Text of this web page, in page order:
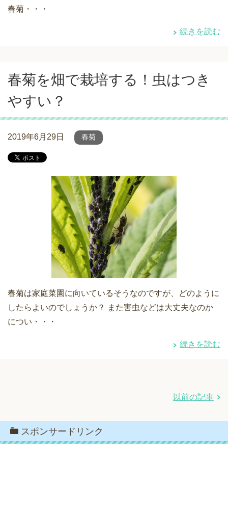
春菊・・・
続きを読む
春菊を畑で栽培する！虫はつき
やすい？
2019年6月29日 春菊
春菊は家庭菜園に向いているそうなのですが、どのように
したらよいのでしょうか？ また害虫などは大丈夫なのか
につい・・・
続きを読む
以前の記事
スポンサードリンク